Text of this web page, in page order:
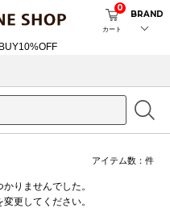
カート
0
BRAND
アイテム数： 件
りませんでした。
更してください。